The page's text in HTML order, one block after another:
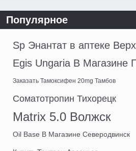
Популярное
Sp Энантат в аптеке
Egis Ungaria В Магазине
Заказать Тамоксифен 20mg Тамбов
Соматотропин Тихорецк
Matrix 5.0 Волжск
Oil Base В Магазине Северодвинск